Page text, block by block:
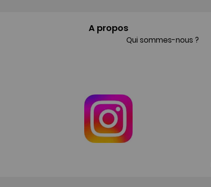
A propos
Qui sommes-nous ?